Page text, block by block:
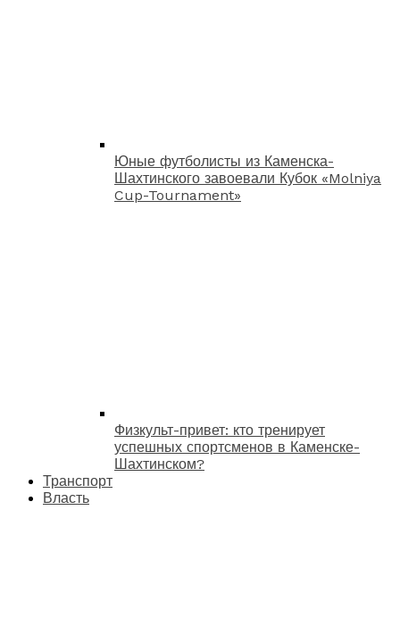
Юные футболисты из Каменска-
Шахтинского завоевали Кубок «Molniya
Cup-Tournament»
Физкульт-привет: кто тренирует
успешных спортсменов в Каменске-
Шахтинском?
Транспорт
Власть